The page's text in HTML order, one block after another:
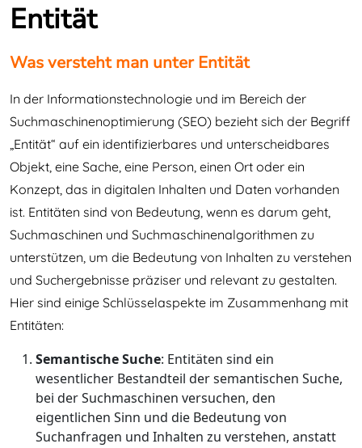
Entität
Was versteht man unter Entität
In der Informationstechnologie und im Bereich der
Suchmaschinenoptimierung (SEO) bezieht sich der Begriff
„Entität“ auf ein identifizierbares und unterscheidbares
Objekt, eine Sache, eine Person, einen Ort oder ein
Konzept, das in digitalen Inhalten und Daten vorhanden
ist. Entitäten sind von Bedeutung, wenn es darum geht,
Suchmaschinen und Suchmaschinenalgorithmen zu
unterstützen, um die Bedeutung von Inhalten zu verstehen
und Suchergebnisse präziser und relevant zu gestalten.
Hier sind einige Schlüsselaspekte im Zusammenhang mit
Entitäten:
Semantische Suche: Entitäten sind ein
wesentlicher Bestandteil der semantischen Suche,
bei der Suchmaschinen versuchen, den
eigentlichen Sinn und die Bedeutung von
Suchanfragen und Inhalten zu verstehen, anstatt